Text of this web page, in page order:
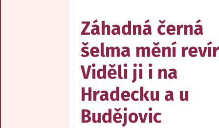
Záhadná černá
šelma mění
Viděli ji i na
Hradecku a u
Budějovic